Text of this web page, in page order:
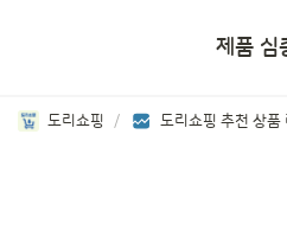
제품 심
도리쇼핑 /